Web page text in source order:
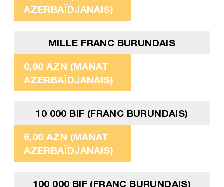
AZERBAÏDJANAIS)
MILLE FRANC BURUNDAIS
0,60 AZN (MANAT
AZERBAÏDJANAIS)
10 000 BIF (FRANC BURUNDAIS)
6,00 AZN (MANAT
AZERBAÏDJANAIS)
100 000 BIF (FRANC BURUNDAIS)